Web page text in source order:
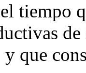
tiempo
de
que